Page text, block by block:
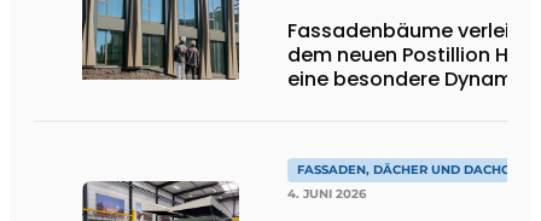
Fassadenbäume
dem neuen Postillion
eine besondere Dynamik
FASSADEN, DÄCHER UND
4. JUNI 2026